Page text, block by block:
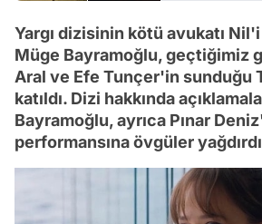
Yargı dizisinin kötü avukatı
Müge Bayramoğlu, geçtiğimiz
Aral ve Efe Tunçer'in sunduğu
katıldı. Dizi hakkında
Bayramoğlu, ayrıca Pınar
performansına övgüler